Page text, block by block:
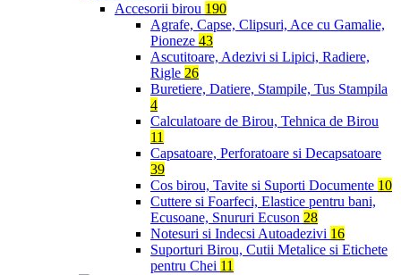
Accesorii birou 190
Agrafe, Capse, Clipsuri, Ace cu Gamalie,
Pioneze 43
Ascutitoare, Adezivi si Lipici, Radiere,
Rigle 26
Buretiere, Datiere, Stampile, Tus Stampila
4
Calculatoare de Birou, Tehnica de Birou
11
Capsatoare, Perforatoare si Decapsatoare
39
Cos birou, Tavite si Suporti Documente 10
Cuttere si Foarfeci, Elastice pentru bani,
Ecusoane, Snururi Ecuson 28
Notesuri si Indecsi Autoadezivi 16
Suporturi Birou, Cutii Metalice si Etichete
pentru Chei 11